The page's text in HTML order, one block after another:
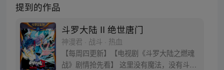
提到的作品
斗罗大陆 II 绝世唐门
神漫君 · 战斗 · 热血
【每周四更新】【电视剧《斗罗大陆之燃魂
战》剧情抢先看】 这里没有魔法，没有斗